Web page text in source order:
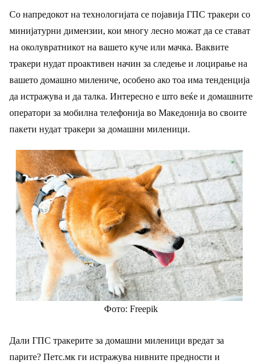
Со напредокот на технологијата се појавија ГПС тракери со
минијатурни димензии, кои многу лесно можат да се стават
на околувратникот на вашето куче или мачка. Ваквите
тракери нудат проактивен начин за следење и лоцирање на
вашето домашно милениче, особено ако тоа има тенденција
да истражува и да талка. Интересно е што веќе и домашните
оператори за мобилна телефонија во Македонија во своите
пакети нудат тракери за домашни миленици.
Фото: Freepik
Дали ГПС тракерите за домашни миленици вредат за
парите? Петс.мк ги истражува нивните предности и